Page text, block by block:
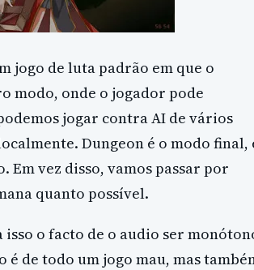
jogo de luta padrão em que o
modo, onde o jogador pode
jogar contra AI de vários
Dungeon é o modo final,
Em vez disso, vamos passar por
quanto possível.
o facto de o audio ser
de todo um jogo mau, mas